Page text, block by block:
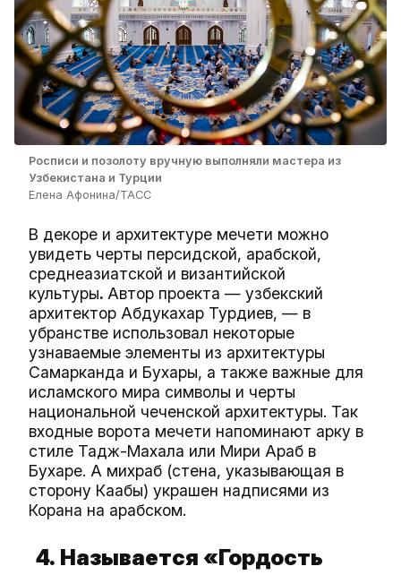
Росписи и позолоту вручную выполняли мастера из
Узбекистана и Турции
Елена Афонина/ТАСС
В декоре и архитектуре мечети можно
увидеть черты персидской, арабской,
среднеазиатской и византийской
культуры. Автор проекта — узбекский
архитектор Абдукахар Турдиев, — в
убранстве использовал некоторые
узнаваемые элементы из архитектуры
Самарканда и Бухары, а также важные для
исламского мира символы и черты
национальной чеченской архитектуры. Так
входные ворота мечети напоминают арку в
стиле Тадж-Махала или Мири Араб в
Бухаре. А михраб (стена, указывающая в
сторону Каабы) украшен надписями из
Корана на арабском.
4. Называется «Гордость